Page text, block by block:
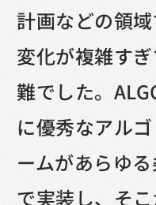
計画などの領
変化が複雑す
難でした。
に優秀なアル
ームがあらゆ
で実装し、そ